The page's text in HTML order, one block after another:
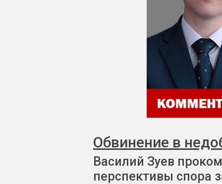
Обвинение в
Василий Зуев
перспективы спора